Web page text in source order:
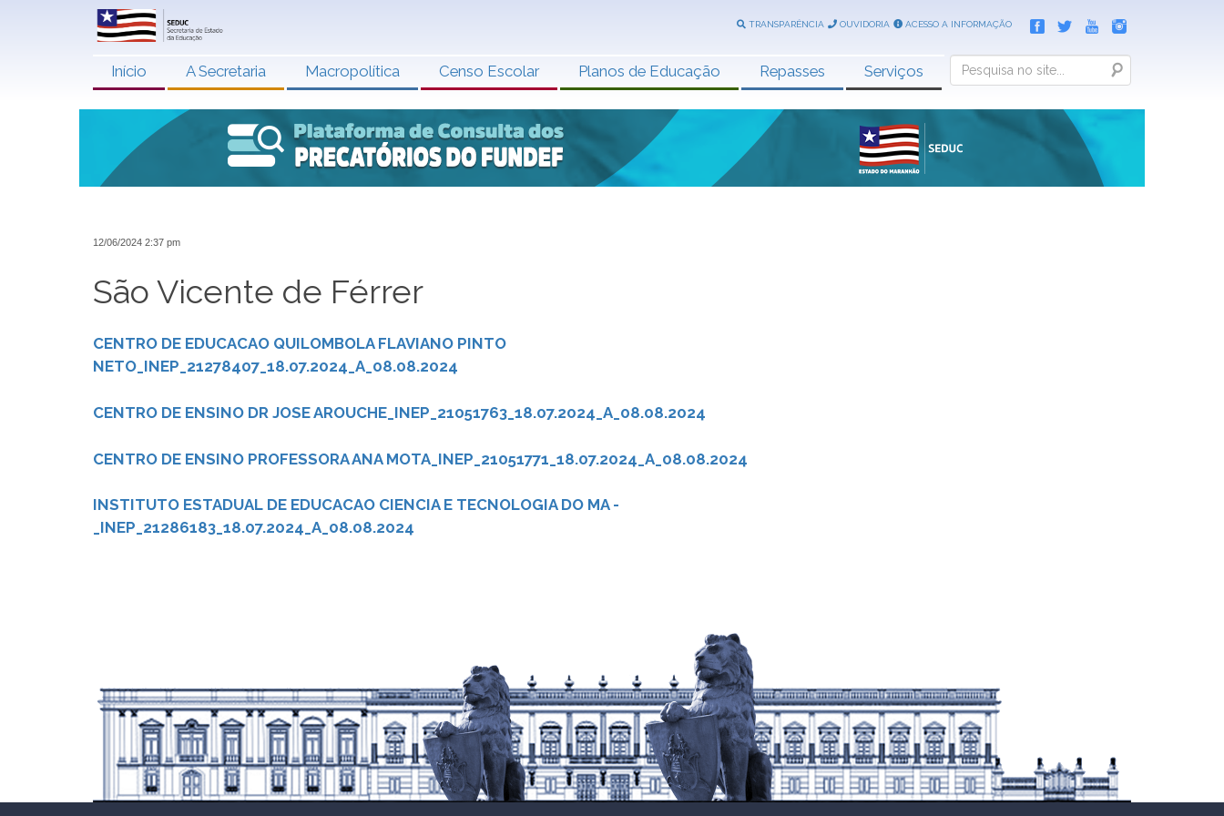
TRANSPARÊNCIA OUVIDORIA ACESSO A INFORMAÇÃO
Início A Secretaria Macropolítica Censo Escolar Planos de Educação Repasses Serviços Search
12/06/2024 2:37 pm
São Vicente de Férrer
CENTRO DE EDUCACAO QUILOMBOLA FLAVIANO PINTO
NETO_INEP_21278407_18.07.2024_A_08.08.2024
CENTRO DE ENSINO DR JOSE AROUCHE_INEP_21051763_18.07.2024_A_08.08.2024
CENTRO DE ENSINO PROFESSORA ANA MOTA_INEP_21051771_18.07.2024_A_08.08.2024
INSTITUTO ESTADUAL DE EDUCACAO CIENCIA E TECNOLOGIA DO MA -
_INEP_21286183_18.07.2024_A_08.08.2024